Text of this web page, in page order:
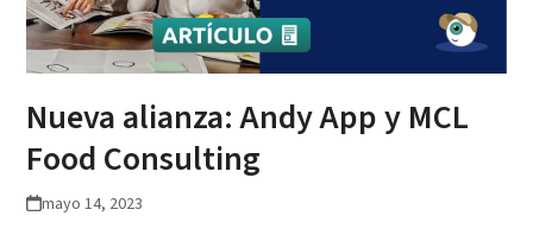
Nueva alianza: Andy App y MCL
Food Consulting
mayo 14, 2023